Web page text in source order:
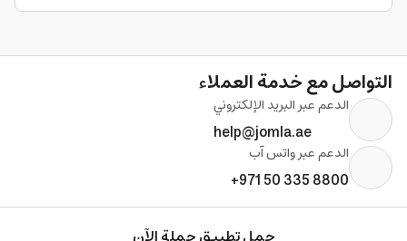
التواصل مع خدمة العملاء
الدعم عبر البريد الإلكتروني
help@jomla.ae
الدعم عبر واتس آب
+971 50 335 8800